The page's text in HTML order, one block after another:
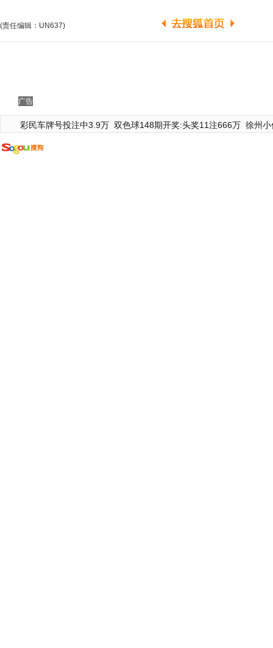
(责任编辑：UN637)
广告
彩民车牌号投注中3.9万 双色球148期开奖:头奖11注666万 徐州